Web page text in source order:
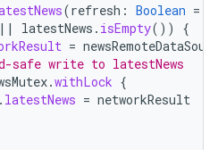
(refresh : Boolean =
|| latestNews . isEmpty())
{
=
safe write to latestNews
.withLock {
. latestNews = networkResult